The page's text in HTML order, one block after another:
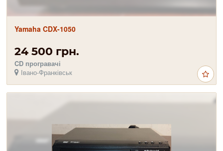
Yamaha CDX-1050
24 500 грн.
CD програвачі
Івано-Франківськ